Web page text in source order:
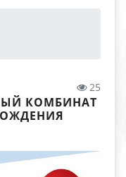
25
КОМБИНАТ